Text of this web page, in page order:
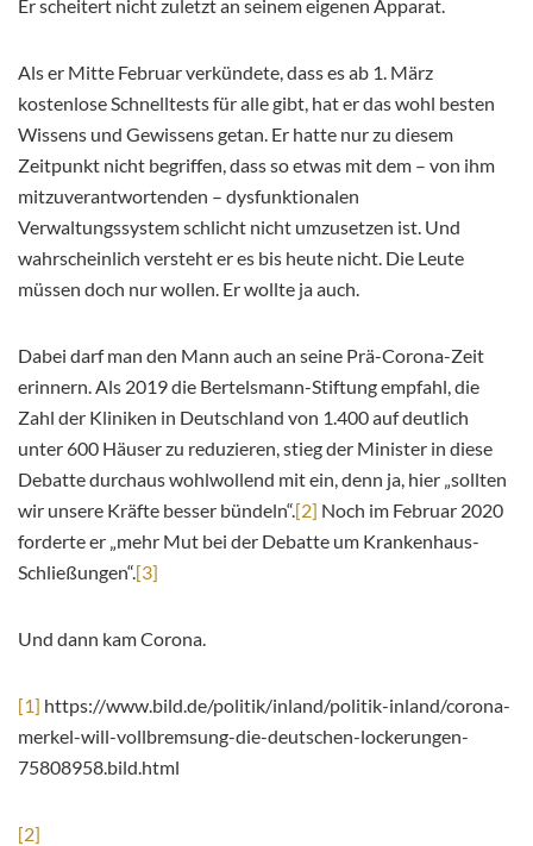
Er scheitert nicht zuletzt an seinem eigenen Apparat.
Als er Mitte Februar verkündete, dass es ab 1. März
kostenlose Schnelltests für alle gibt, hat er das wohl besten
Wissens und Gewissens getan. Er hatte nur zu diesem
Zeitpunkt nicht begriffen, dass so etwas mit dem – von ihm
mitzuverantwortenden – dysfunktionalen
Verwaltungssystem schlicht nicht umzusetzen ist. Und
wahrscheinlich versteht er es bis heute nicht. Die Leute
müssen doch nur wollen. Er wollte ja auch.
Dabei darf man den Mann auch an seine Prä-Corona-Zeit
erinnern. Als 2019 die Bertelsmann-Stiftung empfahl, die
Zahl der Kliniken in Deutschland von 1.400 auf deutlich
unter 600 Häuser zu reduzieren, stieg der Minister in diese
Debatte durchaus wohlwollend mit ein, denn ja, hier „sollten
wir unsere Kräfte besser bündeln“.[2] Noch im Februar 2020
forderte er „mehr Mut bei der Debatte um Krankenhaus-
Schließungen“.[3]
Und dann kam Corona.
[1] https://www.bild.de/politik/inland/politik-inland/corona-
merkel-will-vollbremsung-die-deutschen-lockerungen-
75808958.bild.html
[2]